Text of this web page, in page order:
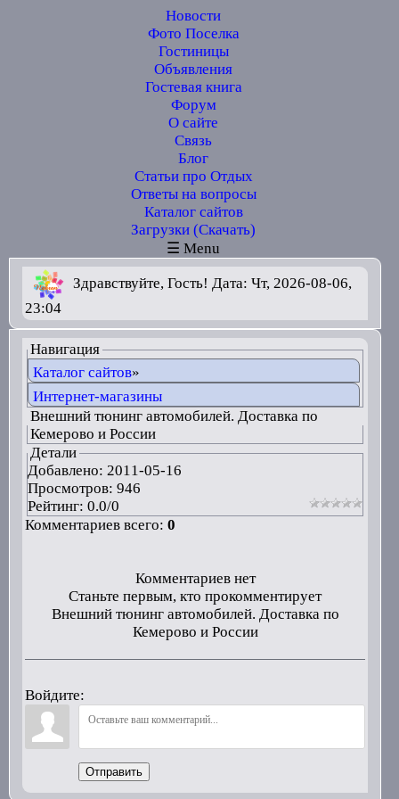
Новости
Фото Поселка
Гостиницы
Объявления
Гостевая книга
Форум
О сайте
Связь
Блог
Статьи про Отдых
Ответы на вопросы
Каталог сайтов
Загрузки (Скачать)
☰ Menu
Здравствуйте, Гость! Дата: Чт, 2026-08-06,
23:04
Навигация
Каталог сайтов»
Интернет-магазины
Внешний тюнинг автомобилей. Доставка по
Кемерово и России
Детали
Добавлено: 2011-05-16
Просмотров: 946
Рейтинг: 0.0/0
Комментариев всего: 0
Комментариев нет
Станьте первым, кто прокомментирует
Внешний тюнинг автомобилей. Доставка по
Кемерово и России
Войдите:
Отправить